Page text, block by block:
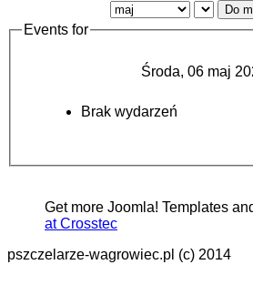
Do
Events for
Środa, 06 maj
Brak wydarzeń
Get more Joomla! Templates
at Crosstec
pszczelarze-wagrowiec.pl (c) 2014